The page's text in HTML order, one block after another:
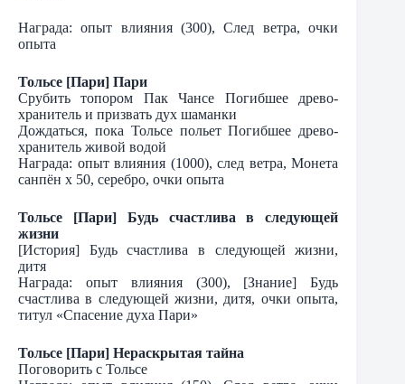
Награда: опыт влияния (300), След ветра, очки
опыта
Тольсе [Пари] Пари
Срубить топором Пак Чансе Погибшее древо-
хранитель и призвать дух шаманки
Дождаться, пока Тольсе польет Погибшее древо-
хранитель живой водой
Награда: опыт влияния (1000), след ветра, Монета
санпён х 50, серебро, очки опыта
Тольсе [Пари] Будь счастлива в следующей
жизни
[История] Будь счастлива в следующей жизни,
дитя
Награда: опыт влияния (300), [Знание] Будь
счастлива в следующей жизни, дитя, очки опыта,
титул «Спасение духа Пари»
Тольсе [Пари] Нераскрытая тайна
Поговорить с Тольсе